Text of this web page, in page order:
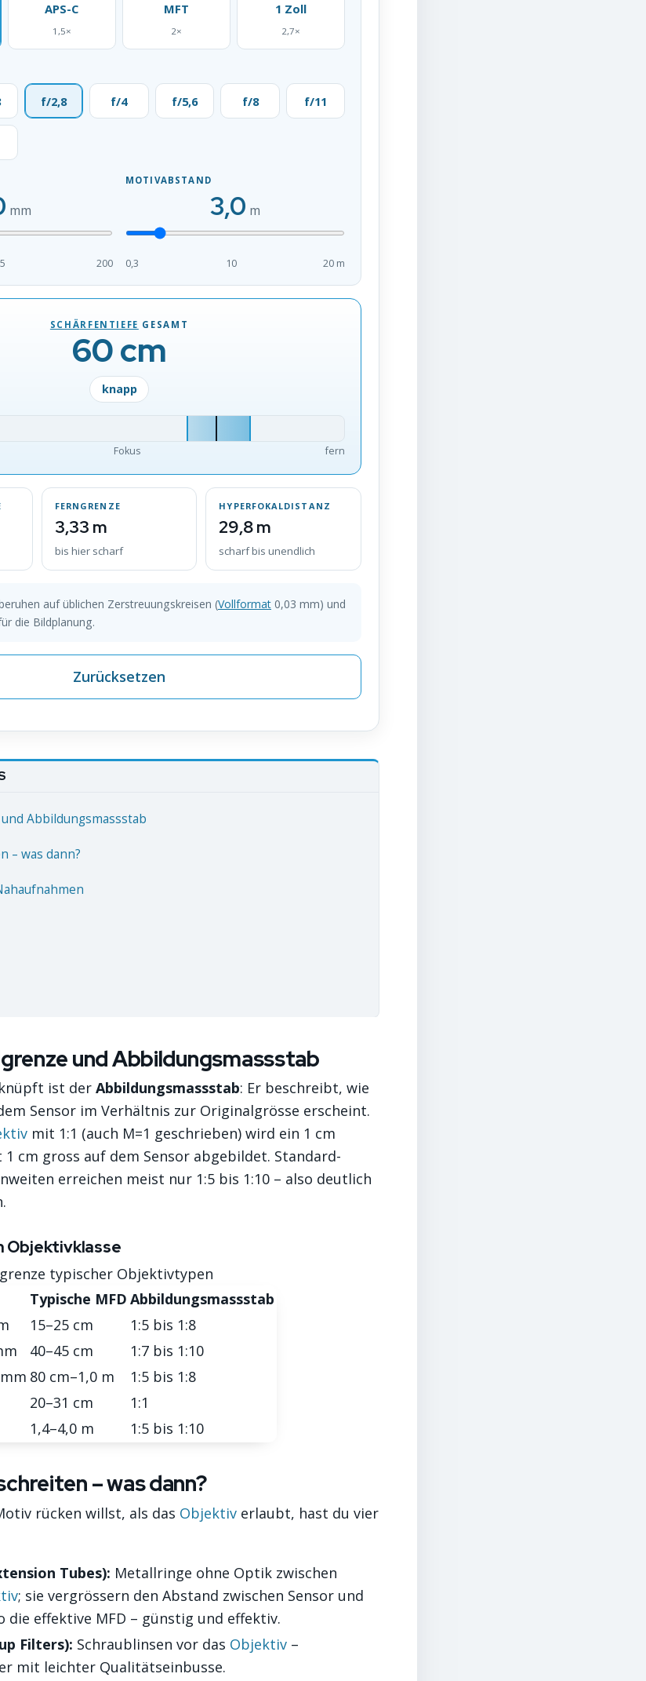
APS-C
1,5×
MFT
2×
1 Zoll
2,7×
f/2,8 f/4 f/5,6 f/8 f/11
mm
200
MOTIVABSTAND
3,0 m
0,3 10 20 m
SCHÄRFENTIEFE GESAMT
60 cm
knapp
Fokus fern
FERNGRENZE
3,33 m
bis hier scharf
HYPERFOKALDISTANZ
29,8 m
scharf bis unendlich
auf üblichen Zerstreuungskreisen (Vollformat0,03 mm) und
die Bildplanung.
Zurücksetzen
Abbildungsmassstab
– was dann?
und Abbildungsmassstab
ist der Abbildungsmassstab: Er beschreibt, wie
Sensor im Verhältnis zur Originalgrösse erscheint.
mit 1:1 (auch M=1 geschrieben) wird ein 1 cm
cm gross auf dem Sensor abgebildet. Standard-
erreichen meist nur 1:5 bis 1:10 – also deutlich
Objektivklasse
typischer Objektivtypen
Typische MFD Abbildungsmassstab
15–25 cm
1:5 bis 1:8
40–45 cm
1:7 bis 1:10
80 cm–1,0 m
1:5 bis 1:8
20–31 cm
1:1
1,4–4,0 m 1:5 bis 1:10
– was dann?
rücken willst, als das Objektiv erlaubt, hast du vier
Tubes): Metallringe ohne Optik zwischen
; sie vergrössern den Abstand zwischen Sensor und
die effektive MFD – günstig und effektiv.
Filters): Schraublinsen vor das Objektiv–
mit leichter Qualitätseinbusse.